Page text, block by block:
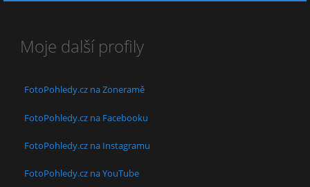
Moje další profily
FotoPohledy.cz na Zoneramě
FotoPohledy.cz na Facebooku
FotoPohledy.cz na Instagramu
FotoPohledy.cz na YouTube